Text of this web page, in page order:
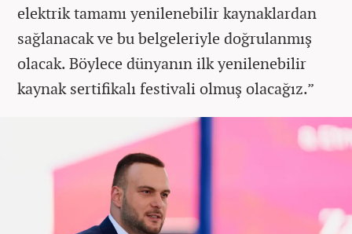
elektrik tamamı yenilenebilir kaynaklardan
sağlanacak ve bu belgeleriyle doğrulanmış
olacak. Böylece dünyanın ilk yenilenebilir
kaynak sertifikalı festivali olmuş olacağız.”